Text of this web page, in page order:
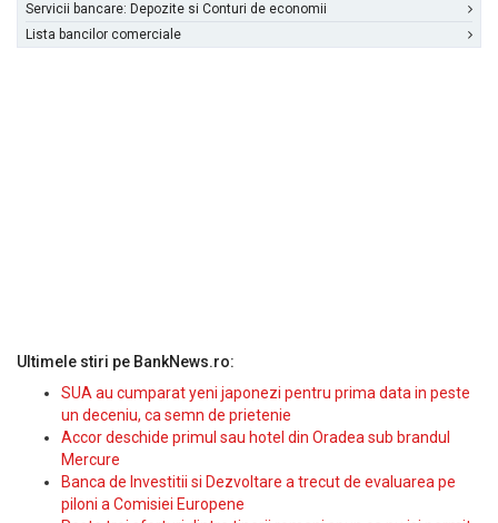
Servicii bancare: Depozite si Conturi de economii
Lista bancilor comerciale
Ultimele stiri pe BankNews.ro:
SUA au cumparat yeni japonezi pentru prima data in peste
un deceniu, ca semn de prietenie
Accor deschide primul sau hotel din Oradea sub brandul
Mercure
Banca de Investitii si Dezvoltare a trecut de evaluarea pe
piloni a Comisiei Europene